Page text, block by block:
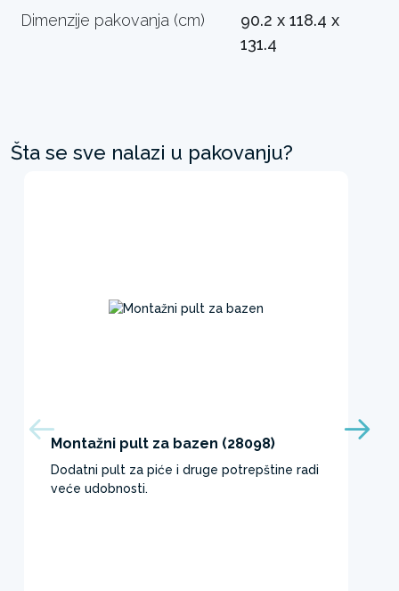
Dimenzije pakovanja (cm)
90.2 x 118.4 x
131.4
Šta se sve nalazi u pakovanju?
Montažni pult za bazen (28098)
Dodatni pult za piće i druge potrepštine radi
veće udobnosti.